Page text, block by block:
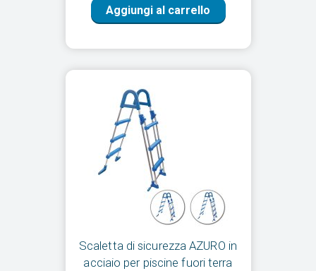
Aggiungi al carrello
Scaletta di sicurezza AZURO in
acciaio per piscine fuori terra